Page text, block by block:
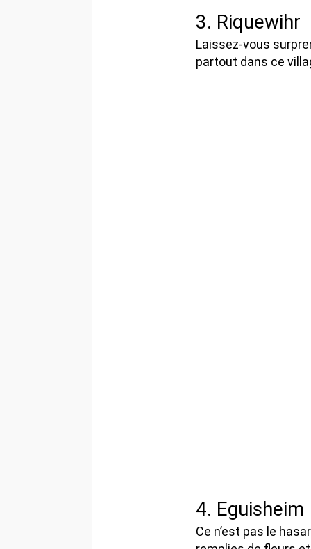
3. Riquewihr
Laissez-vous
partout dans ce
4. Eguisheim
Ce n’est pas le